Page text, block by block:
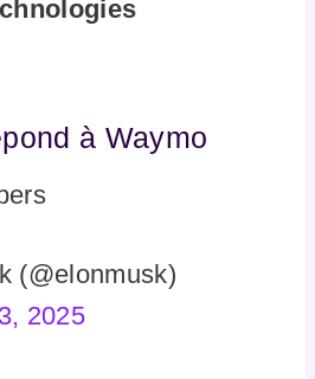
à Waymo
(@elonmusk)
2025